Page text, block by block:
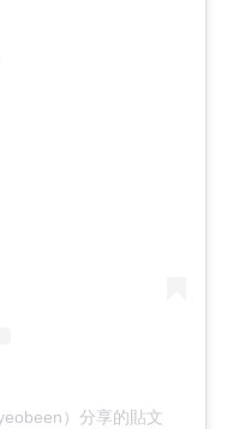
）分享的貼文